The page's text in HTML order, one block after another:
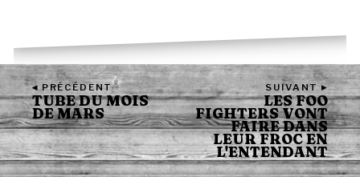
◂ PRÉCÉDENT
TUBE DU MOIS
DE MARS
SUIVANT ▸
LES FOO
FIGHTERS VONT
FAIRE DANS
LEUR FROC EN
L'ENTENDANT